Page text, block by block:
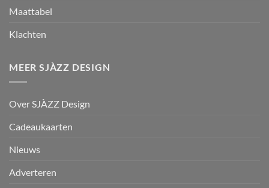
Maattabel
Klachten
MEER SJÀZZ DESIGN
Over SJÀZZ Design
Cadeaukaarten
Nieuws
Adverteren